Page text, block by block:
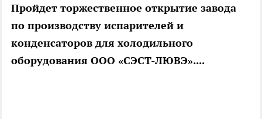
Пройдет торжественное открытие завода
по производству испарителей и
конденсаторов для холодильного
оборудования ООО «СЭСТ-ЛЮВЭ»....